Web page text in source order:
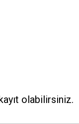
olabilirsiniz.